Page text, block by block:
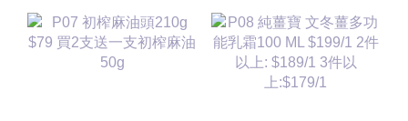
罐隨機送一罐貨裝】 .
【12罐則隨機送2罐貨裝
+ Ratusan健康搖搖杯(顏
色隨機) x1 】.【買18罐
6件以上:$239/1